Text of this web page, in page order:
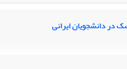
در دانشجویان ایرانی